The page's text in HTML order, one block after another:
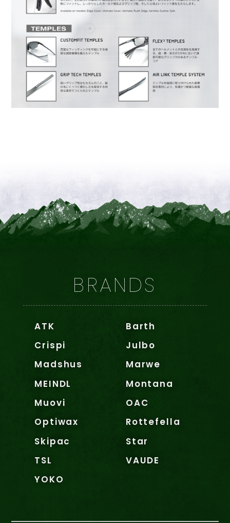
BRANDS
ATK
Barth
Crispi
Julbo
Madshus
Marwe
MEINDL
Montana
Muovi
OAC
Optiwax
Rottefella
Skipac
Star
TSL
VAUDE
YOKO